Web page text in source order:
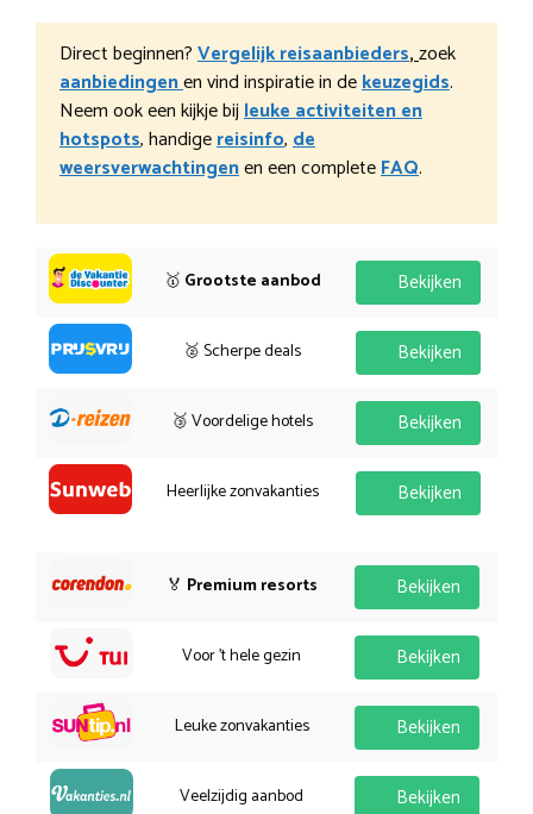
Direct beginnen?Vergelijk reisaanbieders,zoek
aanbiedingenen vind inspiratie in dekeuzegids.
Neem ook een kijkje bijleuke activiteiten en
hotspots, handigereisinfo,de
weersverwachtingenen een completeFAQ.
🥇 Grootste aanbod Bekijken
🥈 Scherpe deals Bekijken
🥉 Voordelige hotels Bekijken
Heerlijke zonvakanties Bekijken
🏅 Premium resorts Bekijken
Voor 't hele gezin Bekijken
Leuke zonvakanties Bekijken
Veelzijdig aanbod Bekijken